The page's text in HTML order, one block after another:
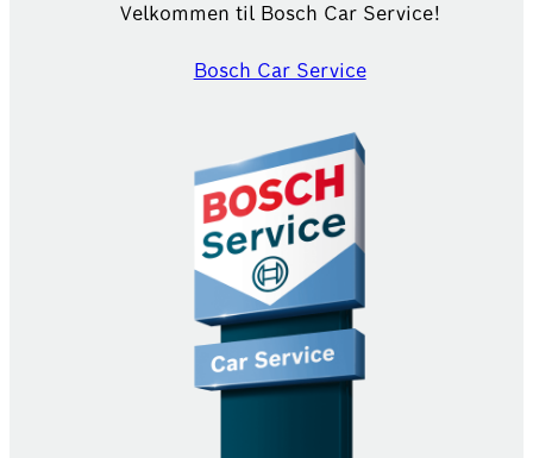
Velkommen til Bosch Car Service!
Bosch Car Service